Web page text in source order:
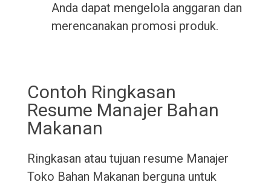
Anda dapat mengelola anggaran dan
merencanakan promosi produk.
Contoh Ringkasan
Resume Manajer Bahan
Makanan
Ringkasan atau tujuan resume Manajer
Toko Bahan Makanan berguna untuk